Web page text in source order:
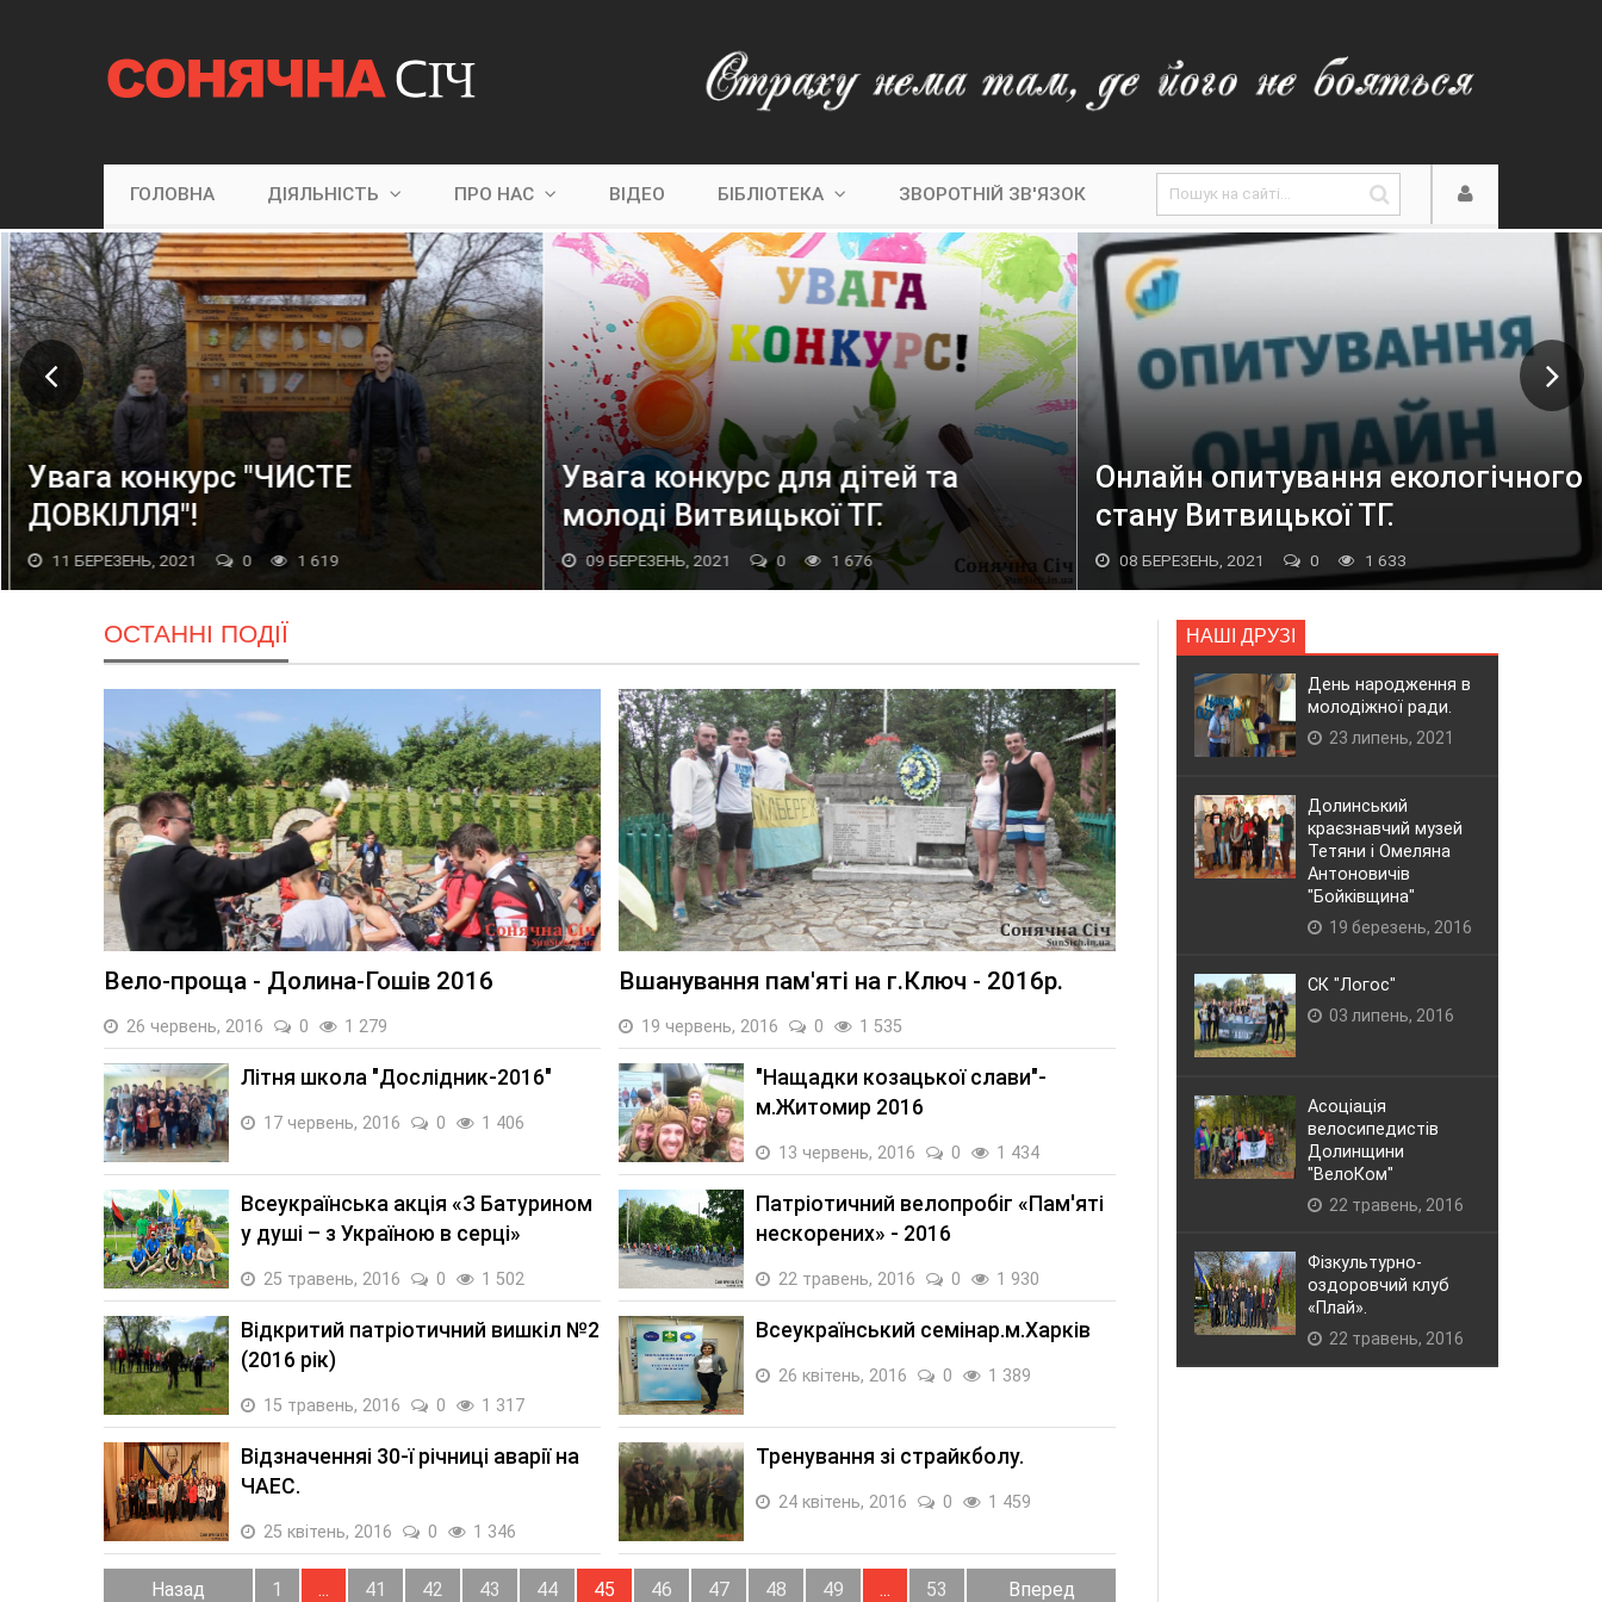
ГОЛОВНА ДІЯЛЬНІСТЬ ПРО НАС ВІДЕО БІБЛІОТЕКА ЗВОРОТНІЙ ЗВ'ЯЗОК
Увага конкурс "ЧИСТЕ
ДОВКІЛЛЯ"!
11 БЕРЕЗЕНЬ, 2021 0 1 619
Увага конкурс для дітей та
молоді Витвицької ТГ.
09 БЕРЕЗЕНЬ, 2021 0 1 676
Онлайн опитування екологічного
стану Витвицької ТГ.
08 БЕРЕЗЕНЬ, 2021 0 1 633
ОСТАННІ ПОДІЇ
Вело-проща - Долина-Гошів 2016
26 червень, 2016 0 1 279
Вшанування пам'яті на г.Ключ - 2016р.
19 червень, 2016 0 1 535
Літня школа "Дослідник-2016"
17 червень, 2016 0 1 406
"Нащадки козацької слави"-
м.Житомир 2016
13 червень, 2016 0 1 434
Всеукраїнська акція «З Батурином
у душі – з Україною в серці»
25 травень, 2016 0 1 502
Патріотичний велопробіг «Пам'яті
нескорених» - 2016
22 травень, 2016 0 1 930
Відкритий патріотичний вишкіл №2
(2016 рік)
15 травень, 2016 0 1 317
Всеукраїнський семінар.м.Харків
26 квітень, 2016 0 1 389
Відзначенняі 30-ї річниці аварії на
ЧАЕС.
25 квітень, 2016 0 1 346
Тренування зі страйкболу.
24 квітень, 2016 0 1 459
Назад 1 ... 41 42 43 44 45 46 47 48 49 ... 53 Вперед
НАШІ ДРУЗІ
День народження в
молодіжної ради.
23 липень, 2021
Долинський
краєзнавчий музей
Тетяни і Омеляна
Антоновичів
"Бойківщина"
19 березень, 2016
СК "Логос"
03 липень, 2016
Асоціація
велосипедистів
Долинщини
"ВелоКом"
22 травень, 2016
Фізкультурно-
оздоровчий клуб
«Плай».
22 травень, 2016